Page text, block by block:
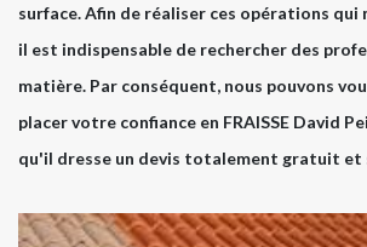
surface. Afin de réaliser ces opérations qui
il est indispensable de rechercher des
matière. Par conséquent, nous pouvons
placer votre confiance en FRAISSE David
qu'il dresse un devis totalement gratuit et